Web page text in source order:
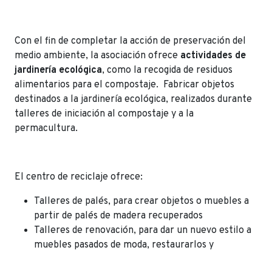
Con el fin de completar la acción de preservación del
medio ambiente, la asociación ofrece actividades de
jardinería ecológica, como la recogida de residuos
alimentarios para el compostaje. Fabricar objetos
destinados a la jardinería ecológica, realizados durante
talleres de iniciación al compostaje y a la
permacultura.
El centro de reciclaje ofrece:
Talleres de palés, para crear objetos o muebles a
partir de palés de madera recuperados
Talleres de renovación, para dar un nuevo estilo a
muebles pasados de moda, restaurarlos y